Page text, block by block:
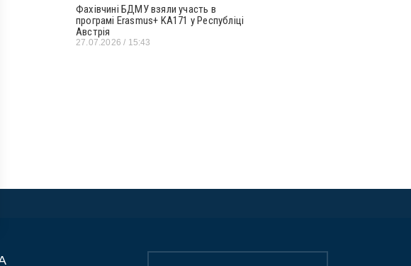
Фахівчині БДМУ взяли участь в
програмі Erasmus+ KA171 у Республіці
Австрія
27.07.2026 15:43